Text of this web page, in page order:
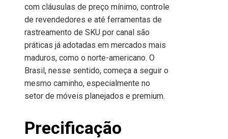
com cláusulas de preço mínimo, controle
de revendedores e até ferramentas de
rastreamento de SKU por canal são
práticas já adotadas em mercados mais
maduros, como o norte-americano. O
Brasil, nesse sentido, começa a seguir o
mesmo caminho, especialmente no
setor de móveis planejados e premium.
Precificação